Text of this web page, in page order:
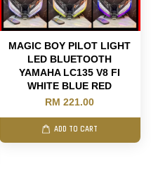
MAGIC BOY PILOT LIGHT
LED BLUETOOTH
YAMAHA LC135 V8 FI
WHITE BLUE RED
RM 221.00
ADD TO CART